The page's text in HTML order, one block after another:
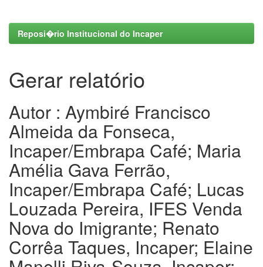
Reposi�rio Institucional do Incaper
Gerar relatório
Autor : Aymbiré Francisco
Almeida da Fonseca,
Incaper/Embrapa Café; Maria
Amélia Gava Ferrão,
Incaper/Embrapa Café; Lucas
Louzada Pereira, IFES Venda
Nova do Imigrante; Renato
Corrêa Taques, Incaper; Elaine